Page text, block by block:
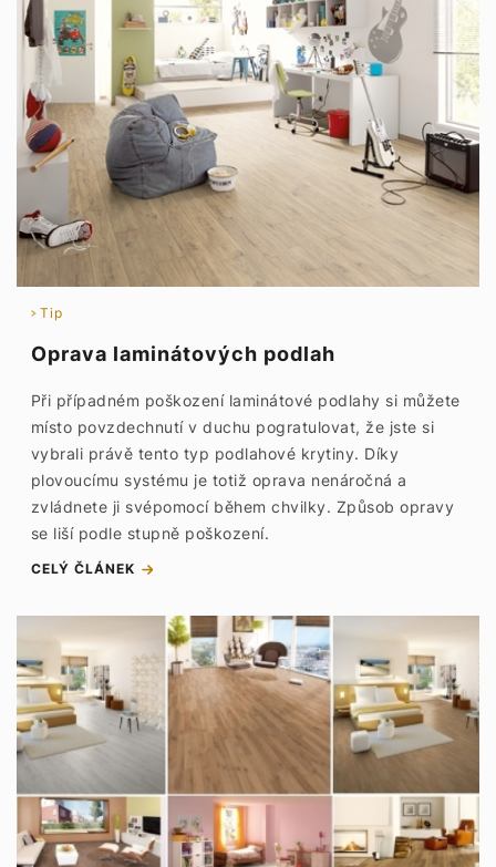
Tip
Oprava laminátových podlah
Při případném poškození laminátové podlahy si můžete
místo povzdechnutí v duchu pogratulovat, že jste si
vybrali právě tento typ podlahové krytiny. Díky
plovoucímu systému je totiž oprava nenáročná a
zvládnete ji svépomocí během chvilky. Způsob opravy
se liší podle stupně poškození.
CELÝ ČLÁNEK